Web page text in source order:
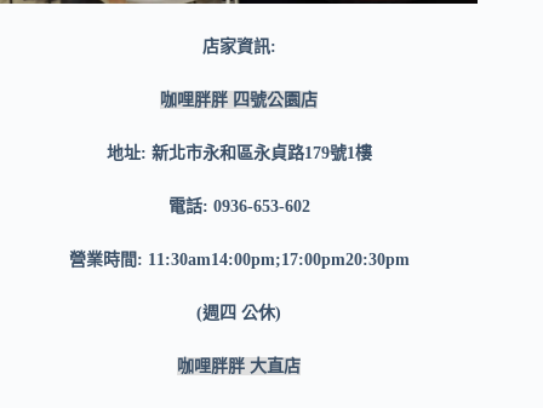
店家資訊:
咖哩胖胖 四號公園店
地址: 新北市永和區永貞路179號1樓
電話: 0936-653-602
營業時間: 11:30am14:00pm;17:00pm20:30pm
(週四 公休)
咖哩胖胖 大直店